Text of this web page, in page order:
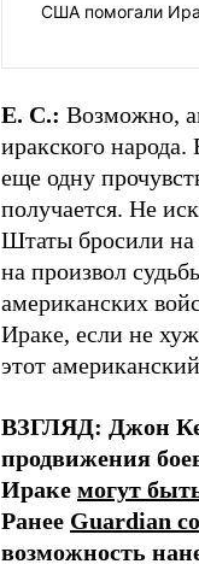
США помогали
Е. С.: Возможно,
иракского
еще одну
получается. Не
Штаты бросили
на произвол
американских
Ираке, если не
этот
ВЗГЛЯД: Джон
продвижения
Ираке могут
Ранее Guardian
возможность